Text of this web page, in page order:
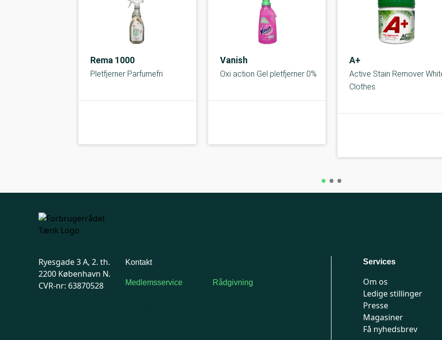
Rema 1000
Pletfjerner Parfumefri
Vanish
Oxi action Gel pletfjerner 0%
A+
Active Stain Remover
Clothes
A-kolbe
Ryesgade 3 A, 2. th.
2200 København N.
CVR-nr: 63870528
Kontakt
Medlemsservice Rådgivning
Services
Om os
Ledige stillinger
Presse
Magasiner
Få nyhedsbrev